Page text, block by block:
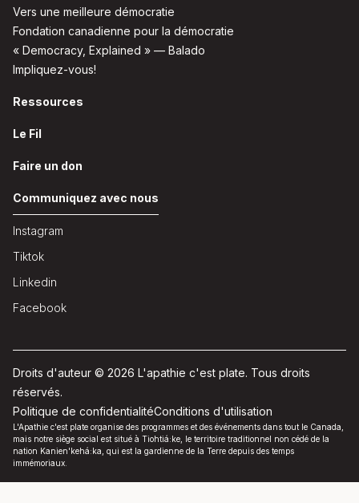
Vers une meilleure démocratie
Fondation canadienne pour la démocratie
« Democracy, Explained » — Balado
Impliquez-vous!
Ressources
Le Fil
Faire un don
Communiquez avec nous
Instagram
Tiktok
Linkedin
Facebook
Droits d'auteur © 2026 L'apathie c'est plate. Tous droits
réservés.
Politique de confidentialitéConditions d'utilisation
L'Apathie c'est plate organise des programmes et des événements dans tout le Canada,
mais notre siège social est situé à Tiohtiá:ke, le territoire traditionnel non cédé de la
nation Kanien'kehá:ka, qui est la gardienne de la Terre depuis des temps
immémoriaux.